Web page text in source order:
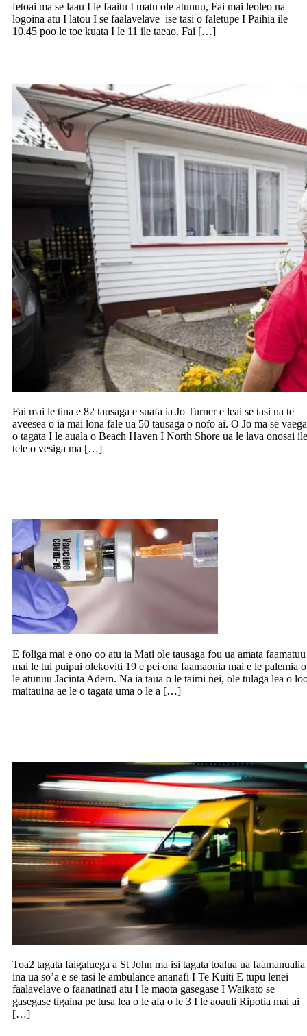
fetoai ma se laau I le faaitu I matu ole atunuu, Fai mai leoleo na
logoina atu I latou I se faalavelave ise tasi o faletupe I Paihia ile
10.45 poo le toe kuata I le 11 ile taeao. Fai […]
Fai mai le tina e 82 tausaga e suafa ia Jo Turner e leai se tasi na te
aveesea o ia mai lona fale ua 50 tausaga o nofo ai. O Jo ma se vaega
o tagata I le auala o Beach Haven I North Shore ua le lava onosai ile
tele o vesiga ma […]
E foliga mai e ono oo atu ia Mati ole tausaga fou ua amata faamatuu
mai le tui puipui olekoviti 19 e pei ona faamaonia mai e le palemia o
le atunuu Jacinta Adern. Na ia taua o le taimi nei, ole tulaga lea o
maitauina ae le o tagata uma o le a […]
Toa2 tagata faigaluega a St John ma isi tagata toalua ua faamanualia
ina ua so’a e se tasi le ambulance ananafi I Te Kuiti E tupu lenei
faalavelave o faanatinati atu I le maota gasegase I Waikato se
gasegase tigaina pe tusa lea o le afa o le 3 I le aoauli Ripotia mai ai
[…]